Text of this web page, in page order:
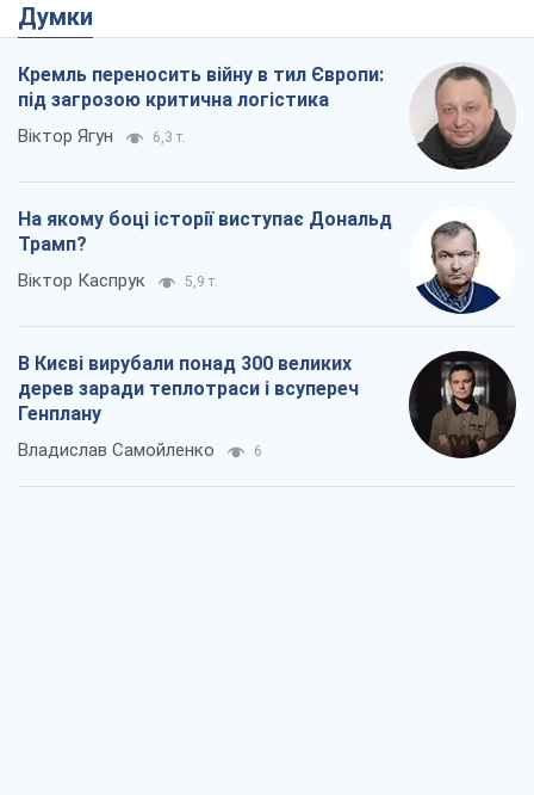
Думки
Кремль переносить війну в тил Європи:
під загрозою критична логістика
Віктор Ягун 6,3 т.
На якому боці історії виступає Дональд
Трамп?
Віктор Каспрук 5,9 т.
В Києві вирубали понад 300 великих
дерев заради теплотраси і всупереч
Генплану
Владислав Самойленко 6